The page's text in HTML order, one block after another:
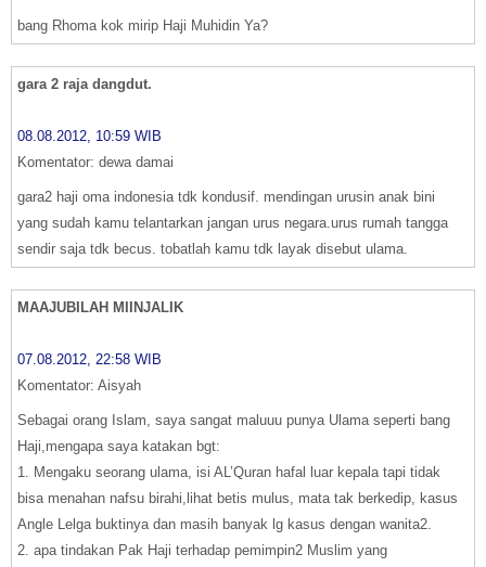
bang Rhoma kok mirip Haji Muhidin Ya?
gara 2 raja dangdut.
08.08.2012, 10:59 WIB
Komentator: dewa damai
gara2 haji oma indonesia tdk kondusif. mendingan urusin anak bini
yang sudah kamu telantarkan jangan urus negara.urus rumah tangga
sendir saja tdk becus. tobatlah kamu tdk layak disebut ulama.
MAAJUBILAH MIINJALIK
07.08.2012, 22:58 WIB
Komentator: Aisyah
Sebagai orang Islam, saya sangat maluuu punya Ulama seperti bang
Haji,mengapa saya katakan bgt:
1. Mengaku seorang ulama, isi AL’Quran hafal luar kepala tapi tidak
bisa menahan nafsu birahi,lihat betis mulus, mata tak berkedip, kasus
Angle Lelga buktinya dan masih banyak lg kasus dengan wanita2.
2. apa tindakan Pak Haji terhadap pemimpin2 Muslim yang